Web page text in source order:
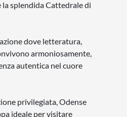
splendida Cattedrale di
dove letteratura,
armoniosamente,
autentica nel cuore
privilegiata, Odense
ideale per visitare